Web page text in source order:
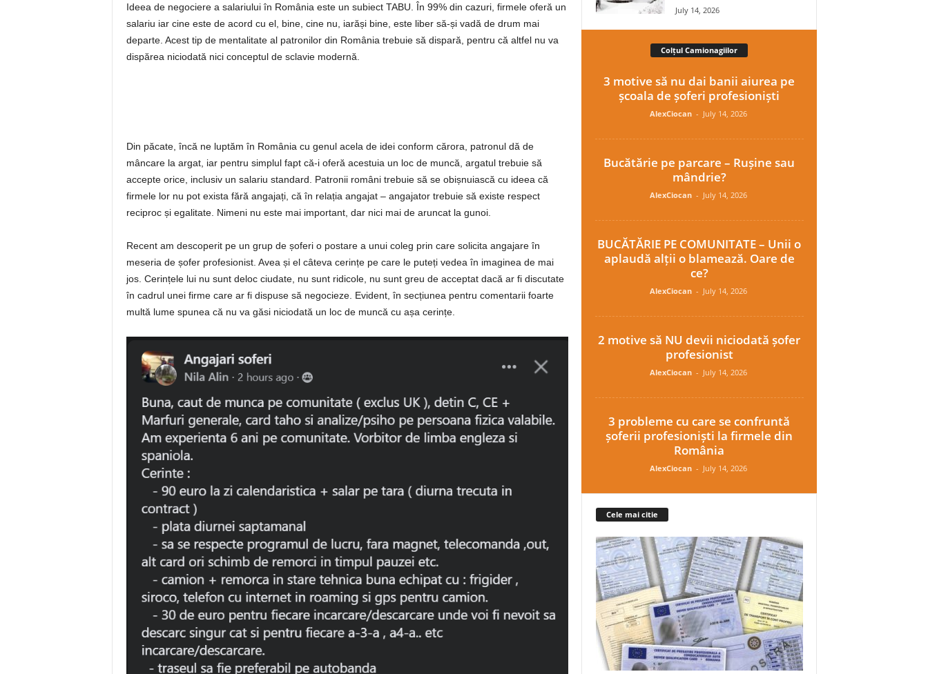
Ideea de negociere a salariului în România este un subiect TABU. În 99% din cazuri, firmele oferă un
salariu iar cine este de acord cu el, bine, cine nu, iarăși bine, este liber să-și vadă de drum mai
departe. Acest tip de mentalitate al patronilor din România trebuie să dispară, pentru că altfel nu va
dispărea niciodată nici conceptul de sclavie modernă.
Din păcate, încă ne luptăm în România cu genul acela de idei conform cărora, patronul dă de
mâncare la argat, iar pentru simplul fapt că-i oferă acestuia un loc de muncă, argatul trebuie să
accepte orice, inclusiv un salariu standard. Patronii români trebuie să se obișnuiască cu ideea că
firmele lor nu pot exista fără angajați, că în relația angajat – angajator trebuie să existe respect
reciproc și egalitate. Nimeni nu este mai important, dar nici mai de aruncat la gunoi.
Recent am descoperit pe un grup de șoferi o postare a unui coleg prin care solicita angajare în
meseria de șofer profesionist. Avea și el câteva cerințe pe care le puteți vedea în imaginea de mai
jos. Cerințele lui nu sunt deloc ciudate, nu sunt ridicole, nu sunt greu de acceptat dacă ar fi discutate
în cadrul unei firme care ar fi dispuse să negocieze. Evident, în secțiunea pentru comentarii foarte
multă lume spunea că nu va găsi niciodată un loc de muncă cu așa cerințe.
July 14, 2026
Colțul Camionagiilor
3 motive să nu dai banii aiurea pe
școala de șoferi profesioniști
AlexCiocan - July 14, 2026
Bucătărie pe parcare – Rușine sau
mândrie?
AlexCiocan - July 14, 2026
BUCĂTĂRIE PE COMUNITATE – Unii o
aplaudă alții o blamează. Oare de
ce?
AlexCiocan - July 14, 2026
2 motive să NU devii niciodată șofer
profesionist
AlexCiocan - July 14, 2026
3 probleme cu care se confruntă
șoferii profesioniști la firmele din
România
AlexCiocan - July 14, 2026
Cele mai citie